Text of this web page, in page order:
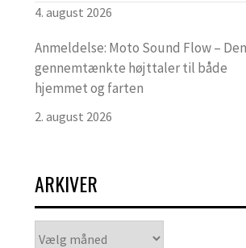
4. august 2026
Anmeldelse: Moto Sound Flow – Den
gennemtænkte højttaler til både
hjemmet og farten
2. august 2026
ARKIVER